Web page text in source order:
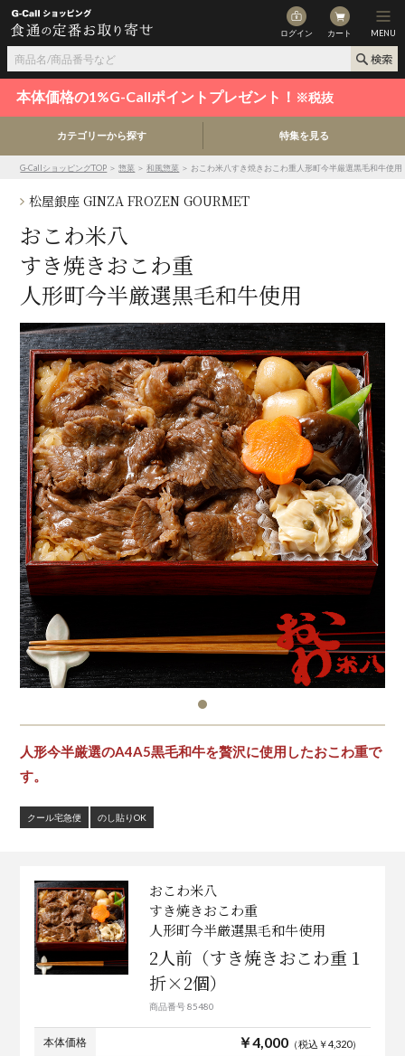
ログイン カート MENU
本体価格の1%G-Callポイントプレゼント！ ※税抜
カテゴリーから探す 特集を見る
G-CallショッピングTOP ＞惣菜 ＞和風惣菜 ＞ おこわ米八すき焼きおこわ重人形町今半厳選黒毛和牛使用
松屋銀座 GINZA FROZEN GOURMET
おこわ米八
すき焼きおこわ重
人形町今半厳選黒毛和牛使用
人形今半厳選のA4A5黒毛和牛を贅沢に使用したおこわ重で
す。
クール宅急便 のし貼りOK
おこわ米八
すき焼きおこわ重
人形町今半厳選黒毛和牛使用
2人前（すき焼きおこわ重 1
折×2個）
商品番号 85480
本体価格 ￥4,000（税込￥4,320）